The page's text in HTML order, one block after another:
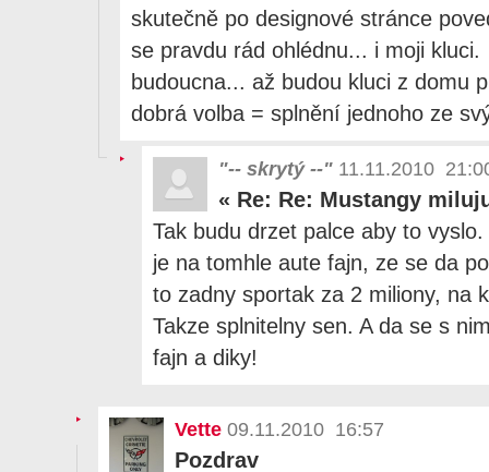
skutečně po designové stránce
se pravdu rád ohlédnu... i moji kluci.
budoucna... až budou kluci z domu
dobrá volba = splnění jednoho ze
"-- skrytý --" 11.11.2010
« Re: Re: Mustangy
Tak budu drzet palce aby to
je na tomhle aute fajn, ze se da
to zadny sportak za 2 miliony, na
Takze splnitelny sen. A da se s
fajn a diky!
Vette 09.11.2010 16:57
Pozdrav